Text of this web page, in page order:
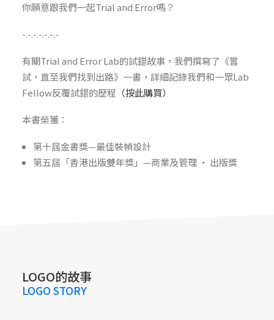
你願意跟我們一起Trial and Error嗎？
-.-.-.-.-.-.-
有關Trial and Error Lab的試錯故事，我們撰寫了《嘗
試，直至我們找到出路》一書，詳細記錄我們和一眾Lab
Fellow反覆試錯的歷程 （按此購買）
本書榮獲：
第十屆金書獎—最佳裝幀設計
第五屆「香港出版雙年獎」—商業及管理 · 出版獎
LOGO的故事
LOGO STORY